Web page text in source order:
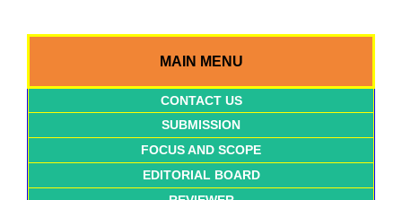
MAIN MENU
CONTACT US
SUBMISSION
FOCUS AND SCOPE
EDITORIAL BOARD